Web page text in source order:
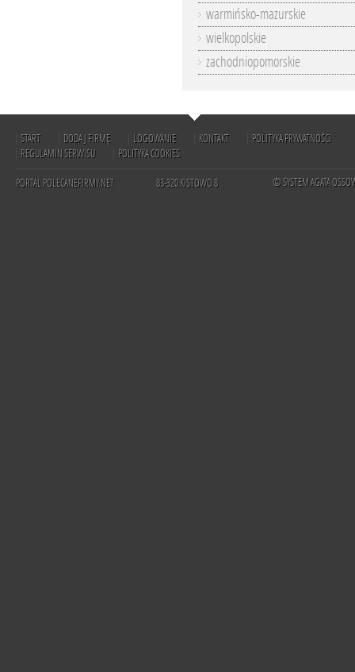
warmińsko-mazurskie
wielkopolskie
zachodniopomorskie
START DODAJ FIRMĘ LOGOWANIE KONTAKT
POLITYKA PRYWATNOŚCI
REGULAMIN SERWISU
POLITYKA COOKIES
PORTAL POLECANEFIRMY.NET 83-320 KISTOWO 8 © SYSTEM AGATA